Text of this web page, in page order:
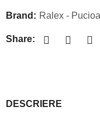
Brand: Ralex -
Share:
DESCRIERE